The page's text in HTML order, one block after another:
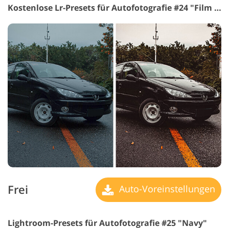
Kostenlose Lr-Presets für Autofotografie #24 "Film Effect"
Frei Auto-Voreinstellungen
Lightroom-Presets für Autofotografie #25 "Navy"